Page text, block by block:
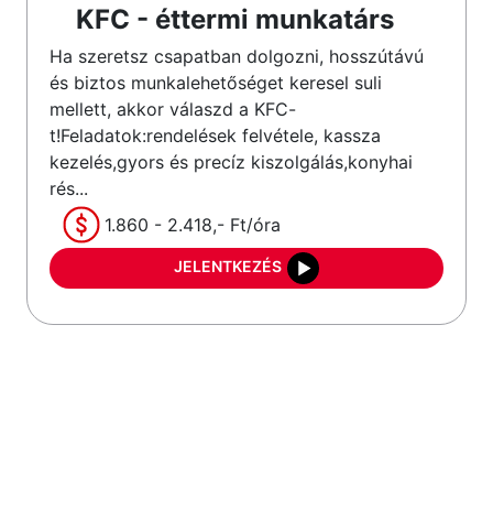
KFC - éttermi munkatárs
Ha szeretsz csapatban dolgozni, hosszútávú
és biztos munkalehetőséget keresel suli
mellett, akkor válaszd a KFC-
t!Feladatok:rendelések felvétele, kassza
kezelés,gyors és precíz kiszolgálás,konyhai
rés...
1.860 - 2.418,- Ft/óra
JELENTKEZÉS